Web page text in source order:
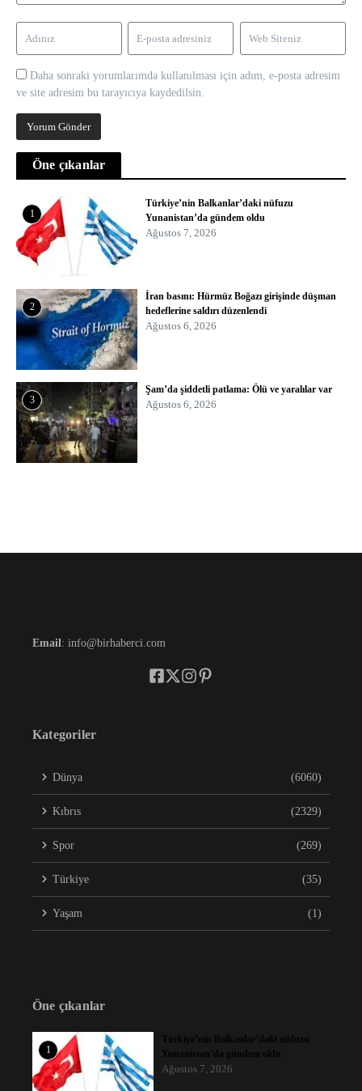
Daha sonraki yorumlarımda kullanılması için adım, e-posta adresim
ve site adresim bu tarayıcıya kaydedilsin.
Öne çıkanlar
1
Türkiye’nin Balkanlar’daki nüfuzu
Yunanistan’da gündem oldu
Ağustos 7, 2026
2
İran basını: Hürmüz Boğazı girişinde düşman
hedeflerine saldırı düzenlendi
Ağustos 6, 2026
3
Şam’da şiddetli patlama: Ölü ve yaralılar var
Ağustos 6, 2026
Email : info@birhaberci.com
Kategoriler
Dünya (6060)
Kıbrıs (2329)
Spor (269)
Türkiye (35)
Yaşam (1)
Öne çıkanlar
1
Türkiye’nin Balkanlar’daki nüfuzu
Yunanistan’da gündem oldu
Ağustos 7, 2026